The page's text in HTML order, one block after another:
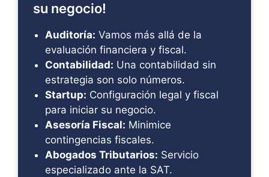
su negocio!
Auditoría: Vamos más allá de la
evaluación financiera y fiscal.
Contabilidad: Una contabilidad sin
estrategia son solo números.
Startup: Configuración legal y fiscal
para iniciar su negocio.
Asesoría Fiscal: Minimice
contingencias fiscales.
Abogados Tributarios: Servicio
especializado ante la SAT.